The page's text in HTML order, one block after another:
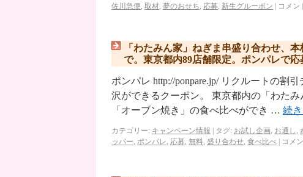
佐川急便, 取材, 夢のおせち, 応募, 新生グルーポン コメン
「わたみん家」ねぎま串盛り合わせ、
で。東京都内89店舗限定。ポンパレで応
ポンパレ http://ponpare.jp/ リクルートの割
沢ができるクーポン。 東京都内の「わた
「オーブン焼き」の食べ比べができ … 続
カテゴリー: キャンペーン情報 タグ: お試し企画, お通し ,
ッパー, ポンパレ, 応募, 無料, 盛り合わせ, 食べ比べ コメ